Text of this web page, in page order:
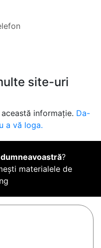
site-uri
informație. Da-
a vă loga.
?
materialele de